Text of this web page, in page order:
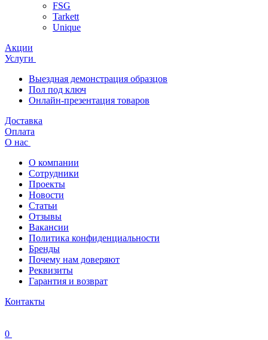
FSG
Tarkett
Unique
Акции
Услуги
Выездная демонстрация образцов
Пол под ключ
Онлайн-презентация товаров
Доставка
Оплата
О нас
О компании
Сотрудники
Проекты
Новости
Статьи
Отзывы
Вакансии
Политика конфиденциальности
Бренды
Почему нам доверяют
Реквизиты
Гарантия и возврат
Контакты
0